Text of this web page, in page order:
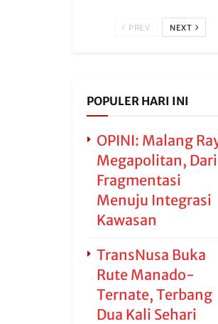
PREV NEXT
POPULER HARI INI
OPINI: Malang
Megapolitan, Dari
Fragmentasi
Menuju Integrasi
Kawasan
TransNusa Buka
Rute Manado-
Ternate, Terbang
Dua Kali Sehari